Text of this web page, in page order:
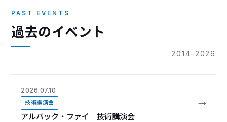
PAST EVENTS
過去のイベント
2014–2026
2026.07.10
技術講演会
アルバック・ファイ 技術講演会
→